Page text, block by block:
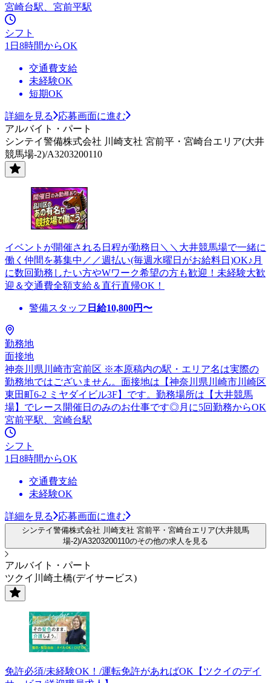
宮崎台駅、宮前平駅
シフト
1日8時間からOK
交通費支給
未経験OK
短期OK
詳細を見る
応募画面に進む
アルバイト・パート
シンテイ警備株式会社 川崎支社 宮前平・宮崎台エリア(大井
競馬場-2)/A3203200110
イベントが開催される日程が勤務日＼＼大井競馬場で一緒に
働く仲間を募集中／／週払い(毎週水曜日がお給料日)OK♪月
に数回勤務したい方やWワーク希望の方も歓迎！未経験大歓
迎＆交通費全額支給＆直行直帰OK！
警備スタッフ 日給10,800円〜
勤務地
面接地
神奈川県川崎市宮前区 ※本原稿内の駅・エリア名は実際の
勤務地ではございません。面接地は【神奈川県川崎市川崎区
東田町6-2 ミヤダイビル3F】です。勤務場所は【大井競馬
場】でレース開催日のみのお仕事です◎月に5回勤務からOK
宮前平駅、宮崎台駅
シフト
1日8時間からOK
交通費支給
未経験OK
詳細を見る 応募画面に進む
シンテイ警備株式会社 川崎支社 宮前平・宮崎台エリア(大井競馬
場-2)/A3203200110のその他の求人を見る
アルバイト・パート
ツクイ川崎土橋(デイサービス)
免許必須/未経験OK！/運転免許があればOK【ツクイのデイ